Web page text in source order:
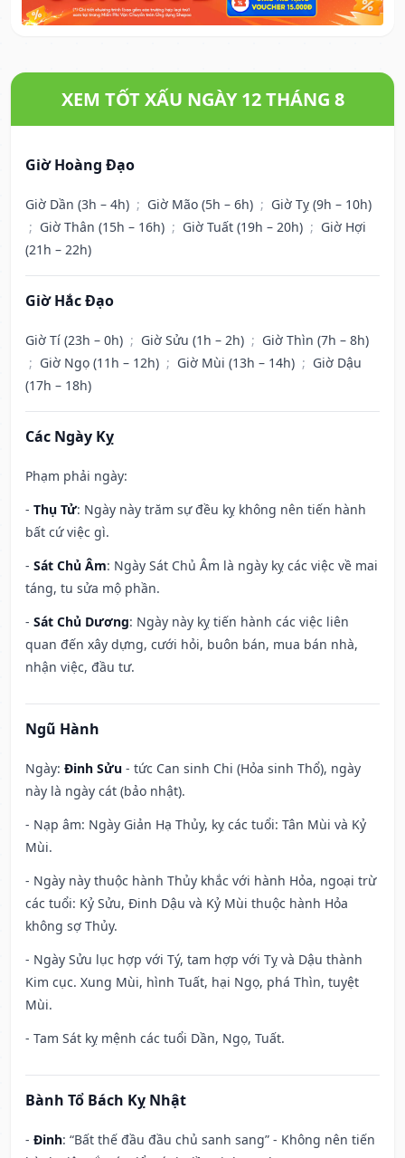
XEM TỐT XẤU NGÀY 12 THÁNG 8
Giờ Hoàng Đạo
Giờ Dần (3h – 4h) ; Giờ Mão (5h – 6h) ; Giờ Tỵ (9h – 10h)
; Giờ Thân (15h – 16h) ; Giờ Tuất (19h – 20h) ; Giờ Hợi
(21h – 22h)
Giờ Hắc Đạo
Giờ Tí (23h – 0h) ; Giờ Sửu (1h – 2h) ; Giờ Thìn (7h – 8h)
; Giờ Ngọ (11h – 12h) ; Giờ Mùi (13h – 14h) ; Giờ Dậu
(17h – 18h)
Các Ngày Kỵ
Phạm phải ngày:
- Thụ Tử: Ngày này trăm sự đều kỵ không nên tiến hành
bất cứ việc gì.
- Sát Chủ Âm: Ngày Sát Chủ Âm là ngày kỵ các việc về mai
táng, tu sửa mộ phần.
- Sát Chủ Dương: Ngày này kỵ tiến hành các việc liên
quan đến xây dựng, cưới hỏi, buôn bán, mua bán nhà,
nhận việc, đầu tư.
Ngũ Hành
Ngày: Đinh Sửu - tức Can sinh Chi (Hỏa sinh Thổ), ngày
này là ngày cát (bảo nhật).
- Nạp âm: Ngày Giản Hạ Thủy, kỵ các tuổi: Tân Mùi và Kỷ
Mùi.
- Ngày này thuộc hành Thủy khắc với hành Hỏa, ngoại trừ
các tuổi: Kỷ Sửu, Đinh Dậu và Kỷ Mùi thuộc hành Hỏa
không sợ Thủy.
- Ngày Sửu lục hợp với Tý, tam hợp với Tỵ và Dậu thành
Kim cục. Xung Mùi, hình Tuất, hại Ngọ, phá Thìn, tuyệt
Mùi.
- Tam Sát kỵ mệnh các tuổi Dần, Ngọ, Tuất.
Bành Tổ Bách Kỵ Nhật
- Đinh: “Bất thế đầu đầu chủ sanh sang” - Không nên tiến